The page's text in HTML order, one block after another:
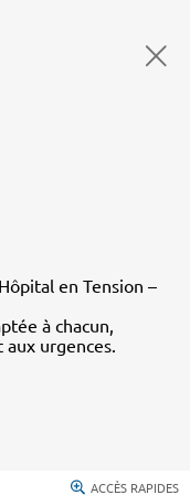
en Tension –
à chacun,
urgences.
ACCÈS RAPIDES